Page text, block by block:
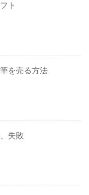
ト
を売る方法
失敗